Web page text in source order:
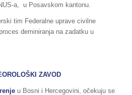
a, u Posavskom kantonu.
tim Federalne uprave civilne
deminiranja na zadatku u
ZAVOD
u Bosni i Hercegovini, očekuju se